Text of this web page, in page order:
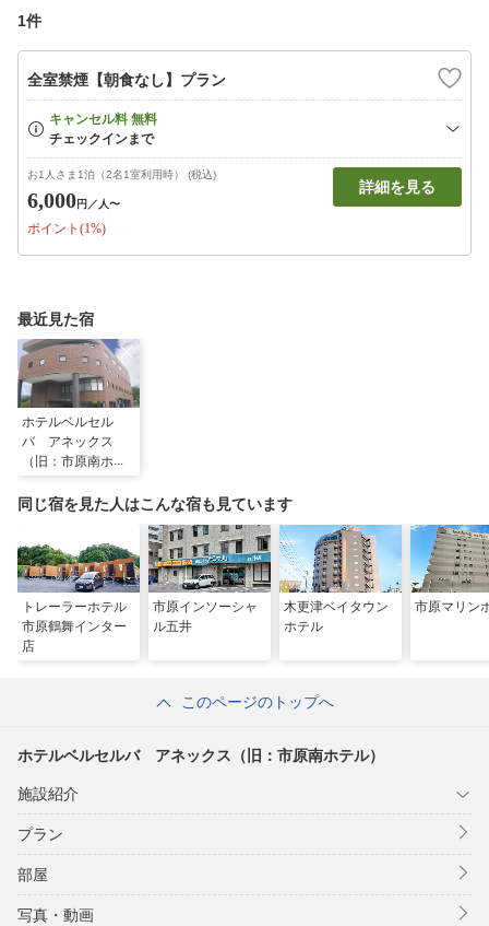
1件
全室禁煙【朝食なし】プラン
お1人さま1泊（2名1室利用時） (税込)
6,000円 ／人〜
ポイント(1%)
詳細を見る
最近見た宿
ホテルベルセル
バ アネックス
（旧：市原南ホテ
同じ宿を見た人はこんな宿も見ています
トレーラーホテル
市原鶴舞インター
店
市原インソーシャ
ル五井
木更津ベイタウン
ホテル
市原マリン
このページのトップへ
ホテルベルセルバ アネックス（旧：市原南ホテル）
施設紹介
プラン
部屋
写真・動画